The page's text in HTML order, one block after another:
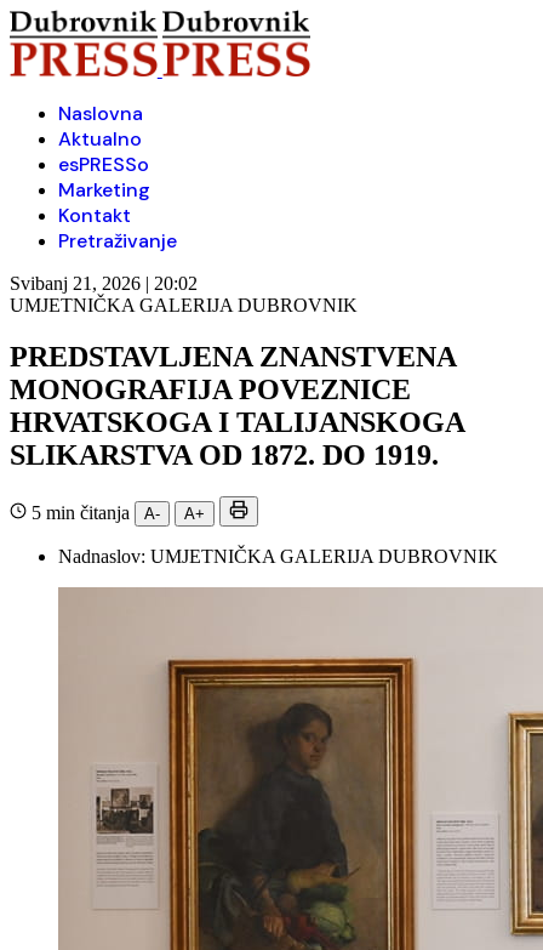
Naslovna
Aktualno
esPRESSo
Marketing
Kontakt
Pretraživanje
Svibanj 21, 2026 | 20:02
UMJETNIČKA GALERIJA DUBROVNIK
PREDSTAVLJENA ZNANSTVENA
MONOGRAFIJA POVEZNICE
HRVATSKOGA I TALIJANSKOGA
SLIKARSTVA OD 1872. DO 1919.
5 min čitanja A- A+
Nadnaslov: UMJETNIČKA GALERIJA DUBROVNIK